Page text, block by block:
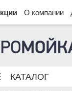
О компании
КАТАЛОГ